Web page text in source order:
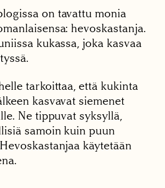
on tavattu monia
hevoskastanja.
kukassa, joka kasvaa
tarkoittaa, että kukinta
kasvavat siemenet
Ne tippuvat syksyllä,
samoin kuin puun
käytetään